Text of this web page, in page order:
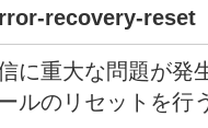
recovery-reset
に重大な問題が発
ルのリセットを行